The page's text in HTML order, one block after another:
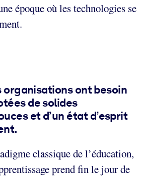
époque où les technologies se
organisations ont besoin
de solides
et d’un état d’esprit
classique de l’éducation,
prend fin le jour de